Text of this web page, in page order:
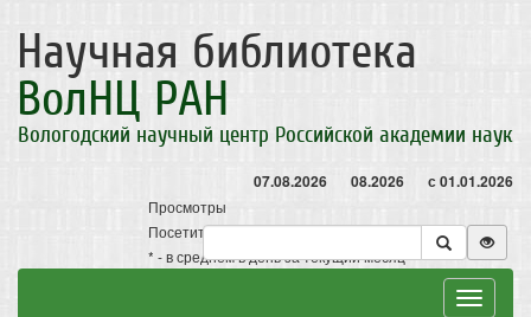
Научная библиотека
ВолНЦ РАН
Вологодский научный центр Российской академии наук
07.08.2026 08.2026 с 01.01.2026
Просмотры
Посетители
* - в среднем в день за текущий месяц
Toggle